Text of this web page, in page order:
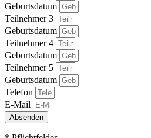
Geburtsdatum
Teilnehmer 3
Geburtsdatum
Teilnehmer 4
Geburtsdatum
Teilnehmer 5
Geburtsdatum
Telefon
E-Mail
Absenden